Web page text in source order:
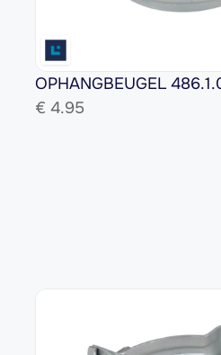
OPHANGBEUGEL
€ 4.95